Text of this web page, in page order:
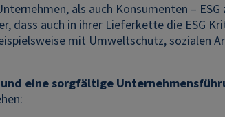
als auch Konsumenten –
dass auch in ihrer Lieferkette die ESG
mit Umweltschutz, sozialen
eine sorgfältige